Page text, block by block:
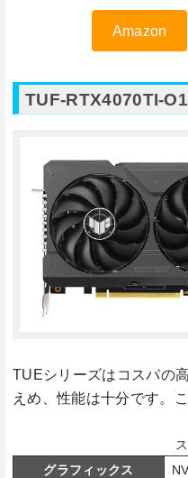
Amazon
TUF-RTX4070TI-
TUEシリーズはコスパの
えめ、性能は十分です。
グラフィックス